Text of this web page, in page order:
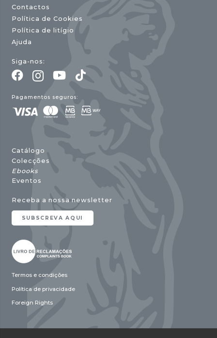
Contactos
Política de Cookies
Política de litígio
Ajuda
Siga-nos:
Pagamentos seguros:
Catálogo
Colecções
Ebooks
Eventos
Receba a nossa newsletter
SUBSCREVA AQUI
Termos e condições
Política de privacidade
Foreign Rights